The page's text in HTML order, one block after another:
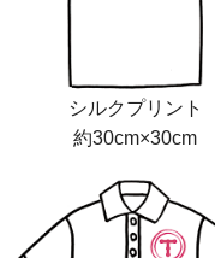
シルクプリント
約30cm×30cm